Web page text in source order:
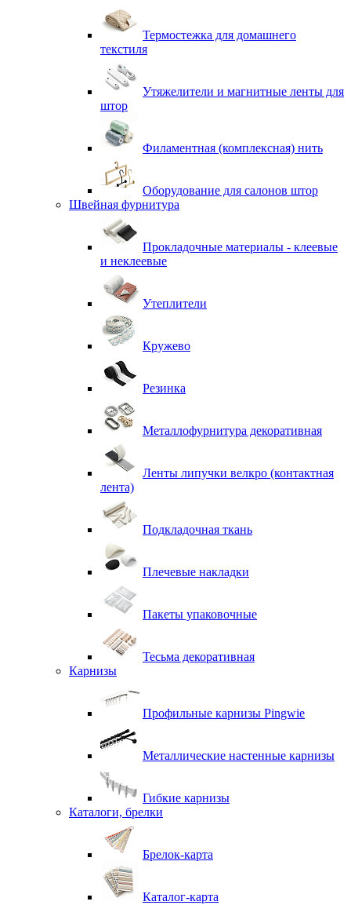
Термостежка для домашнего
текстиля
Утяжелители и магнитные ленты для
штор
Филаментная (комплексная) нить
Оборудование для салонов штор
Швейная фурнитура
Прокладочные материалы - клеевые
и неклеевые
Утеплители
Кружево
Резинка
Металлофурнитура декоративная
Ленты липучки велкро (контактная
лента)
Подкладочная ткань
Плечевые накладки
Пакеты упаковочные
Тесьма декоративная
Карнизы
Профильные карнизы Pingwie
Металлические настенные карнизы
Гибкие карнизы
Каталоги, брелки
Брелок-карта
Каталог-карта